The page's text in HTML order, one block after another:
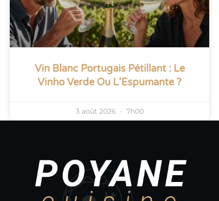
Vin Blanc Portugais Pétillant : Le
Vinho Verde Ou L’Espumante ?
3 août 2026 7h00